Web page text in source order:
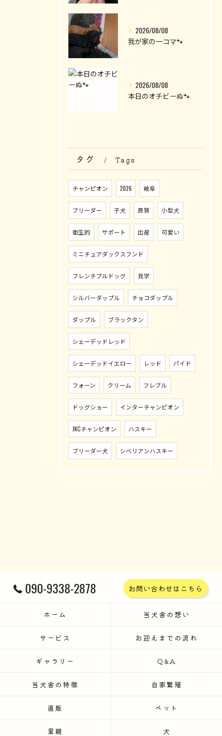
2026/08/08
我が家の一コマ🐾
2026/08/08
本日のオチビーぬ🐾
タグ Tags
チャンピオン 2026 岐阜
ブリーダー 子犬 良質 小型犬
衛生的 サポート 出産 可愛い
ミニチュアダックスフンド
フレンチブルドッグ 見学
シルバーダップル チョコダップル
ダップル ブラックタン
シェーデッドレッド
シェーデッドイエロー レッド パイド
フォーン クリーム フレブル
ドッグショー インターチャンピオン
JKCチャンピオン ハスキー
ブリーダー犬 シベリアンハスキー
090-9338-2878 お問い合わせはこちら
ホーム 当犬舎の想い
サービス お迎えまでの流れ
ギャラリー Q&A
当犬舎の特徴 自家繁殖
直販 ペット
里親 犬